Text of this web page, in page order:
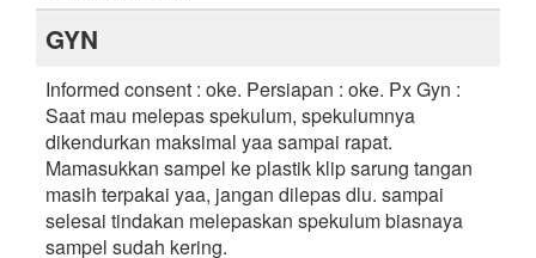
GYN
Informed consent : oke. Persiapan : oke. Px Gyn :
Saat mau melepas spekulum, spekulumnya
dikendurkan maksimal yaa sampai rapat.
Mamasukkan sampel ke plastik klip sarung tangan
masih terpakai yaa, jangan dilepas dlu. sampai
selesai tindakan melepaskan spekulum biasnaya
sampel sudah kering.